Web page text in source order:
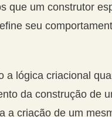
que um construtor
seu
a lógica criacional
da construção de
a criação de um